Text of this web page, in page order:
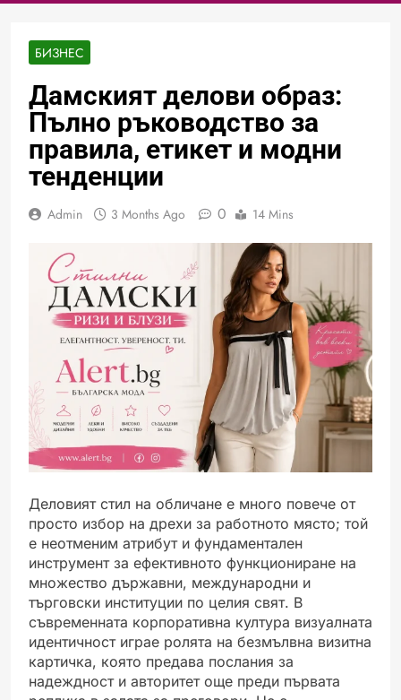
БИЗНЕС
Дамският делови образ:
Пълно ръководство за
правила, етикет и модни
тенденции
Admin 3 Months Ago 0 14 Mins
Деловият стил на обличане е много повече от
просто избор на дрехи за работното място; той
е неотменим атрибут и фундаментален
инструмент за ефективното функциониране на
множество държавни, международни и
търговски институции по целия свят. В
съвременната корпоративна култура визуалната
идентичност играе ролята на безмълвна визитна
картичка, която предава послания за
надеждност и авторитет още преди първата